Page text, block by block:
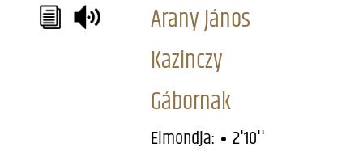
Arany János
Kazinczy
Gábornak
Elmondja: 2'10''